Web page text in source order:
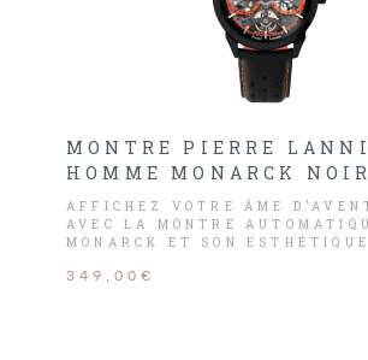
MONTRE PIERRE
HOMME MONARCK
AFFICHEZ VOTRE ÂME
AVEC LA MONTRE
MONARCK ET SON ESTHÉTIQUE
349,00€